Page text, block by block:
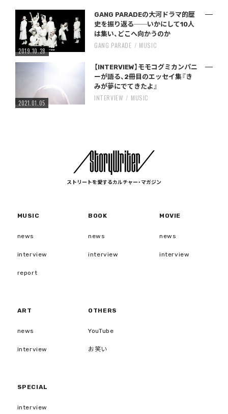
2019.10.28
GANG PARADEの大河ドラマ的歴
史を振り返る──いかにして10人
は集い、どこへ向かうのか
GANG PARADE MUSIC
2021.01.05
【INTERVIEW】モモコグミカンパニ
ーが語る、2冊目のエッセイ集『き
みが夢にでてきたよ』
INTERVIEW MUSIC
ストリートを愛するカルチャー・マガジン
MUSIC
news
interview
report
BOOK
news
interview
MOVIE
news
interview
ART
news
interview
OTHERS
YouTube
お笑い
SPECIAL
interview